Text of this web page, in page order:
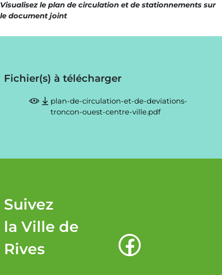
Visualisez le plan de circulation et de stationnements sur
le document joint
Fichier(s) à télécharger
plan-de-circulation-et-de-deviations-
troncon-ouest-centre-ville.pdf
Suivez
la Ville de
Rives